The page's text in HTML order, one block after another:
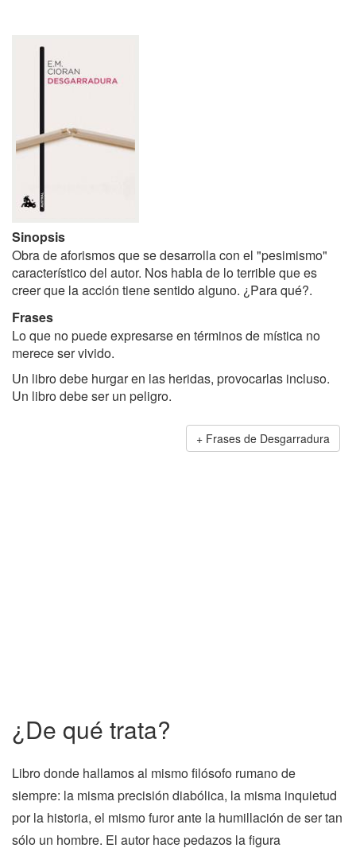
Sinopsis
Obra de aforismos que se desarrolla con el "pesimismo"
característico del autor. Nos habla de lo terrible que es
creer que la acción tiene sentido alguno. ¿Para qué?.
Frases
Lo que no puede expresarse en términos de mística no
merece ser vivido.
Un libro debe hurgar en las heridas, provocarlas incluso.
Un libro debe ser un peligro.
Frases de Desgarradura
¿De qué trata?
Libro donde hallamos al mismo filósofo rumano de
siempre: la misma precisión diabólica, la misma inquietud
por la historia, el mismo furor ante la humillación de ser tan
sólo un hombre. El autor hace pedazos la figura